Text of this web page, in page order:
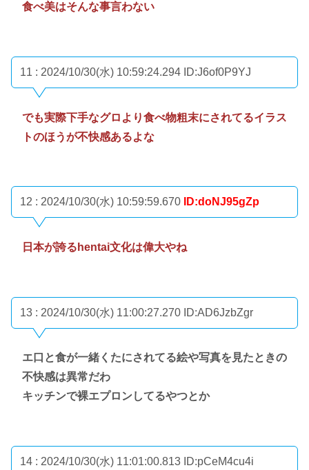
食べ美はそんな事言わない
11 : 2024/10/30(水) 10:59:24.294 ID:J6of0P9YJ
でも実際下手なグロより食べ物粗末にされてるイラス
トのほうが不快感あるよな
12 : 2024/10/30(水) 10:59:59.670 ID:doNJ95gZp
日本が誇るhentai文化は偉大やね
13 : 2024/10/30(水) 11:00:27.270 ID:AD6JzbZgr
エ口と食が一緒くたにされてる絵や写真を見たときの
不快感は異常だわ
キッチンで裸エプロンしてるやつとか
14 : 2024/10/30(水) 11:01:00.813 ID:pCeM4cu4i